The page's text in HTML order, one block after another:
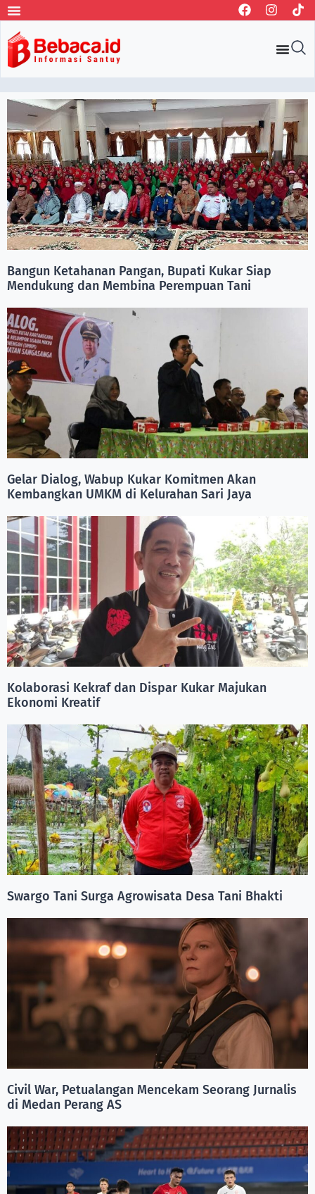
Bangun Ketahanan Pangan, Bupati Kukar Siap
Mendukung dan Membina Perempuan Tani
Gelar Dialog, Wabup Kukar Komitmen Akan
Kembangkan UMKM di Kelurahan Sari Jaya
Kolaborasi Kekraf dan Dispar Kukar Majukan
Ekonomi Kreatif
Swargo Tani Surga Agrowisata Desa Tani Bhakti
Civil War, Petualangan Mencekam Seorang Jurnalis
di Medan Perang AS